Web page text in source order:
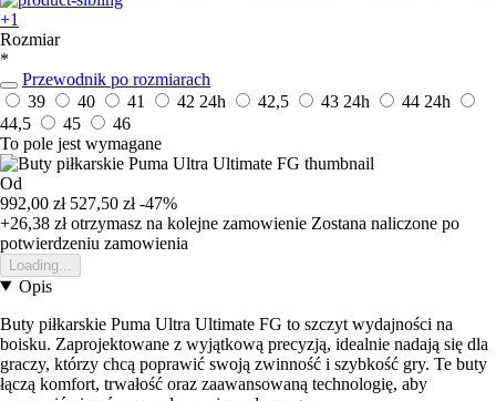
+1
Rozmiar
*
Przewodnik po rozmiarach
39
40 41 42 24h 42,5 43 24h 44 24h
44,5
45
46
To pole jest wymagane
Od
992,00 zł 527,50 zł -47%
+26,38 złotrzymasz na kolejne zamowienie Zostana naliczone po
potwierdzeniu zamowienia
Loading...
Opis
Buty piłkarskie Puma Ultra Ultimate FG to szczyt wydajności na
boisku. Zaprojektowane z wyjątkową precyzją, idealnie nadają się dla
graczy, którzy chcą poprawić swoją zwinność i szybkość gry. Te buty
łączą komfort, trwałość oraz zaawansowaną technologię, aby